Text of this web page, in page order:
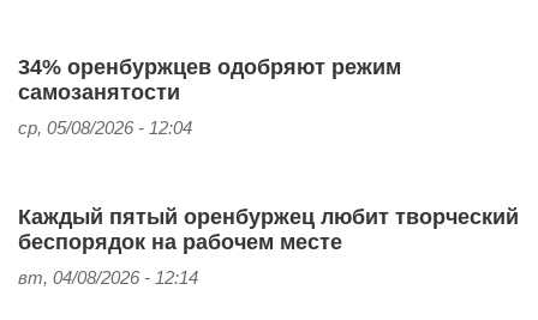
34% оренбуржцев одобряют режим
самозанятости
ср, 05/08/2026 - 12:04
Каждый пятый оренбуржец любит творческий
беспорядок на рабочем месте
вт, 04/08/2026 - 12:14